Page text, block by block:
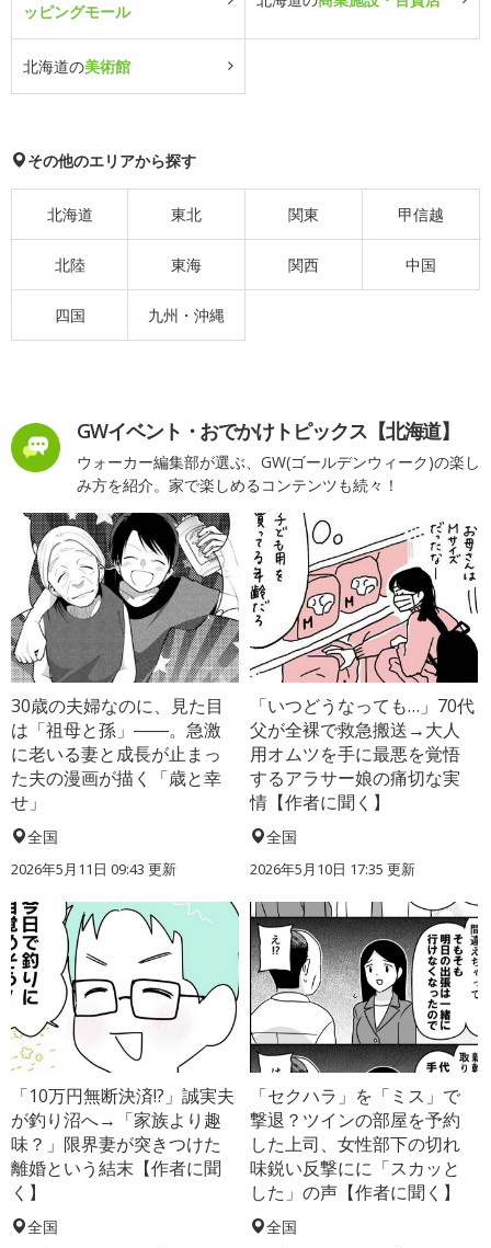
ッピングモール
北海道の美術館
その他のエリアから探す
北海道 東北 関東 甲信越
北陸 東海 関西 中国
四国 九州・沖縄
GWイベント・おでかけトピックス【北海道】
ウォーカー編集部が選ぶ、GW(ゴールデンウィーク)の楽し
み方を紹介。家で楽しめるコンテンツも続々！
30歳の夫婦なのに、見た目
は「祖母と孫」――。急激
に老いる妻と成長が止まっ
た夫の漫画が描く「歳と幸
せ」
全国
2026年5月11日 09:43 更新
「いつどうなっても…」70代
父が全裸で救急搬送→大人
用オムツを手に最悪を覚悟
するアラサー娘の痛切な実
情【作者に聞く】
全国
2026年5月10日 17:35 更新
「10万円無断決済!?」誠実夫
が釣り沼へ→「家族より趣
味？」限界妻が突きつけた
離婚という結末【作者に聞
く】
全国
「セクハラ」を「ミス」で
撃退？ツインの部屋を予約
した上司、女性部下の切れ
味鋭い反撃にに「スカッと
した」の声【作者に聞く】
全国